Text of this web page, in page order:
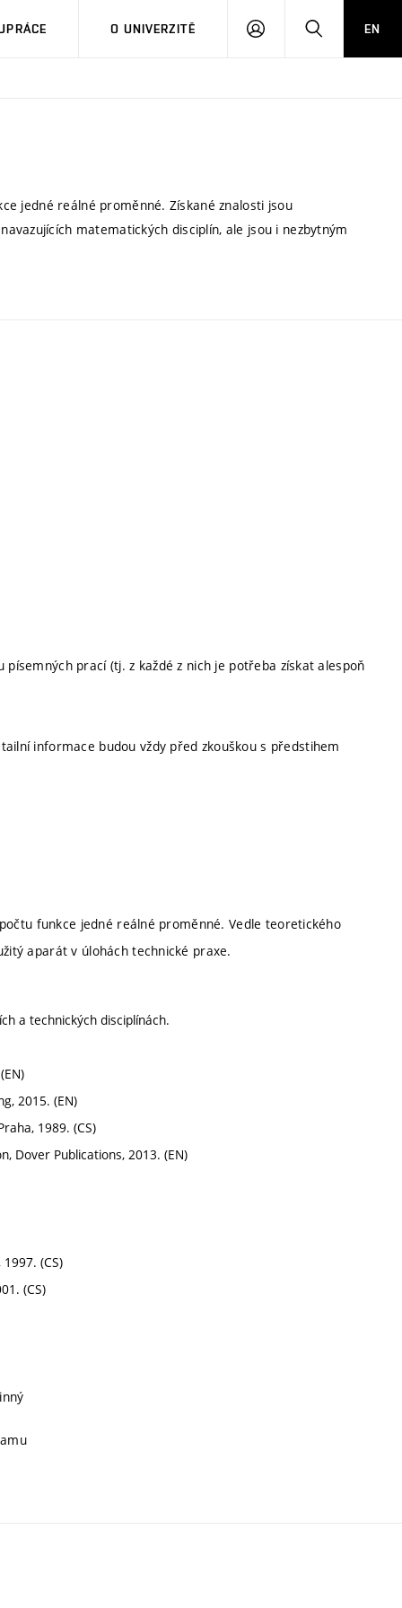
O UNIVERZITĚ
PŘIHLÁSIT HLEDATEN
jedné reálné proměnné. Získané znalosti jsou
matematických disciplín, ale jsou i nezbytným
prací (tj. z každé z nich je potřeba získat alespoň
informace budou vždy před zkouškou s předstihem
funkce jedné reálné proměnné. Vedle teoretického
aparát v úlohách technické praxe.
a technických disciplínách.
2015. (EN)
1989. (CS)
Dover Publications, 2013. (EN)
(CS)
(CS)